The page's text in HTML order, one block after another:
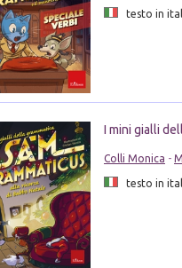
testo in
I mini gialli
Colli Monica -
testo in